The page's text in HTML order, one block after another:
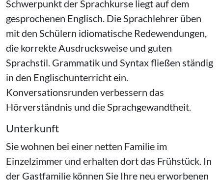
Schwerpunkt der Sprachkurse liegt auf dem
gesprochenen Englisch. Die Sprachlehrer üben
mit den Schülern idiomatische Redewendungen,
die korrekte Ausdrucksweise und guten
Sprachstil. Grammatik und Syntax fließen ständig
in den Englischunterricht ein.
Konversationsrunden verbessern das
Hörverständnis und die Sprachgewandtheit.
Unterkunft
Sie wohnen bei einer netten Familie im
Einzelzimmer und erhalten dort das Frühstück. In
der Gastfamilie können Sie Ihre neu erworbenen